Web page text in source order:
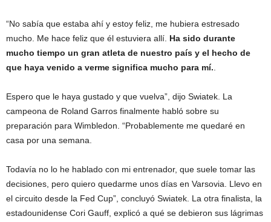
“No sabía que estaba ahí y estoy feliz, me hubiera estresado
mucho. Me hace feliz que él estuviera allí. Ha sido durante
mucho tiempo un gran atleta de nuestro país y el hecho de
que haya venido a verme significa mucho para mí.
Espero que le haya gustado y que vuelva”, dijo Swiatek. La
campeona de Roland Garros finalmente habló sobre su
preparación para Wimbledon. “Probablemente me quedaré en
casa por una semana.
Todavía no lo he hablado con mi entrenador, que suele tomar las
decisiones, pero quiero quedarme unos días en Varsovia. Llevo en
el circuito desde la Fed Cup”, concluyó Swiatek. La otra finalista, la
estadounidense Cori Gauff, explicó a qué se debieron sus lágrimas